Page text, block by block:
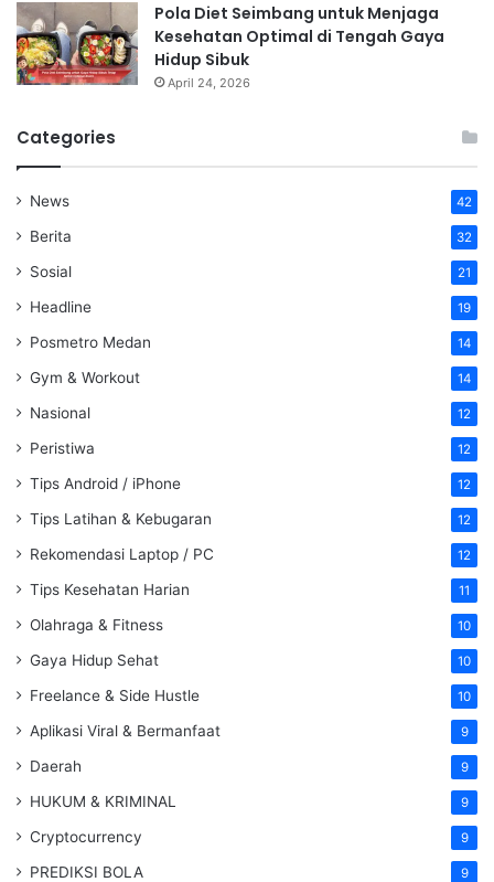
Pola Diet Seimbang untuk Menjaga
Kesehatan Optimal di Tengah Gaya
Hidup Sibuk
April 24, 2026
Categories
News 42
Berita 32
Sosial 21
Headline 19
Posmetro Medan 14
Gym & Workout 14
Nasional 12
Peristiwa 12
Tips Android / iPhone 12
Tips Latihan & Kebugaran 12
Rekomendasi Laptop / PC 12
Tips Kesehatan Harian 11
Olahraga & Fitness 10
Gaya Hidup Sehat 10
Freelance & Side Hustle 10
Aplikasi Viral & Bermanfaat 9
Daerah 9
HUKUM & KRIMINAL 9
Cryptocurrency 9
PREDIKSI BOLA 9